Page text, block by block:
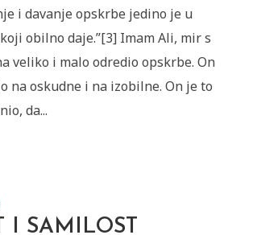
i davanje opskrbe jedino je u
obilno daje.”[3] Imam Ali, mir s
veliko i malo odredio opskrbe. On
na oskudne i na izobilne. On je to
da...
I SAMILOST